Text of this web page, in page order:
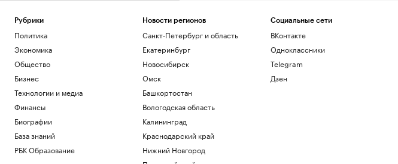
Рубрики
Политика
Экономика
Общество
Бизнес
Технологии и медиа
Финансы
Биографии
База знаний
РБК Образование
Новости регионов
Санкт-Петербург и область
Екатеринбург
Новосибирск
Омск
Башкортостан
Вологодская область
Калининград
Краснодарский край
Нижний Новгород
Социальные сети
ВКонтакте
Одноклассники
Telegram
Дзен